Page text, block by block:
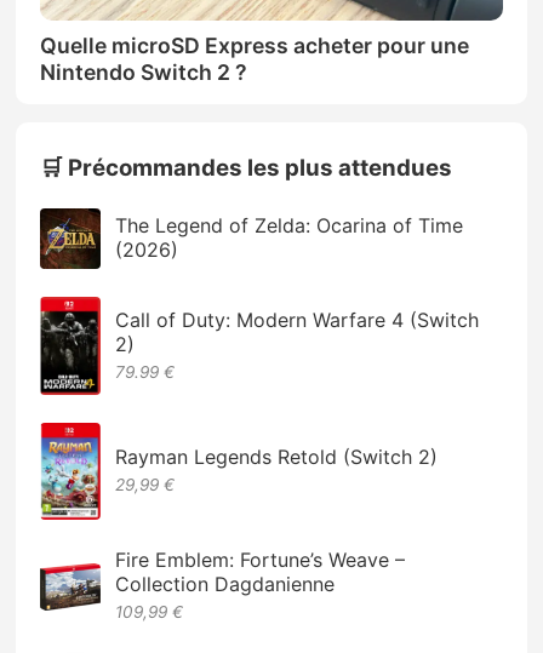
Quelle microSD Express acheter pour une
Nintendo Switch 2 ?
🛒 Précommandes les plus attendues
The Legend of Zelda: Ocarina of Time
(2026)
Call of Duty: Modern Warfare 4 (Switch
2)
79.99 €
Rayman Legends Retold (Switch 2)
29,99 €
Fire Emblem: Fortune’s Weave –
Collection Dagdanienne
109,99 €